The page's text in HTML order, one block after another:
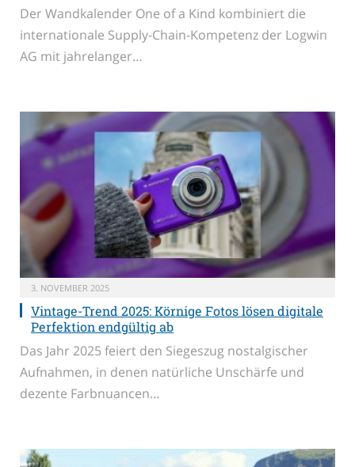
Der Wandkalender One of a Kind kombiniert die
internationale Supply-Chain-Kompetenz der Logwin
AG mit jahrelanger…
3. NOVEMBER 2025
Vintage-Trend 2025: Körnige Fotos lösen digitale
Perfektion endgültig ab
Das Jahr 2025 feiert den Siegeszug nostalgischer
Aufnahmen, in denen natürliche Unschärfe und
dezente Farbnuancen…